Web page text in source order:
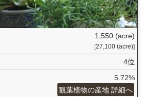
1,550 (acre)
[27,100 (acre)]
4位
5.72%
観葉植物の産地 詳細へ